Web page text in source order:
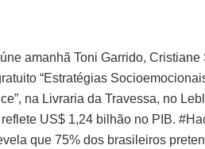
amanhã Toni Garrido,
“Estratégias
na Livraria da Travessa, no
US$ 1,24 bilhão no PIB.
que 75% dos brasileiros